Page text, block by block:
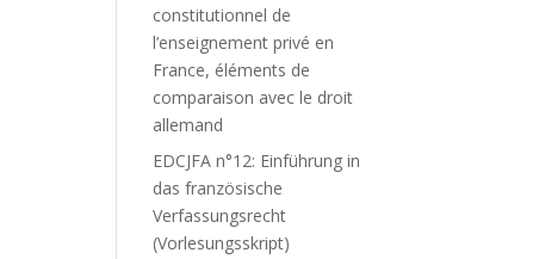
constitutionnel de
l’enseignement privé en
France, éléments de
comparaison avec le droit
allemand
EDCJFA n°12: Einführung in
das französische
Verfassungsrecht
(Vorlesungsskript)